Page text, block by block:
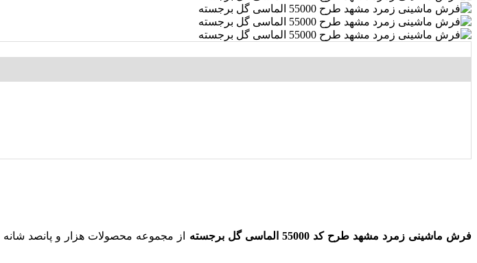
فرش ماشینی زمرد مشهد طرح کد 55000 الماسی گل برجسته